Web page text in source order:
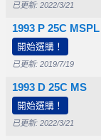
已更新: 2022/3/21
1993 P 25C MSPL
開始選購！
已更新: 2019/7/19
1993 D 25C MS
開始選購！
已更新: 2022/3/21
$10.00